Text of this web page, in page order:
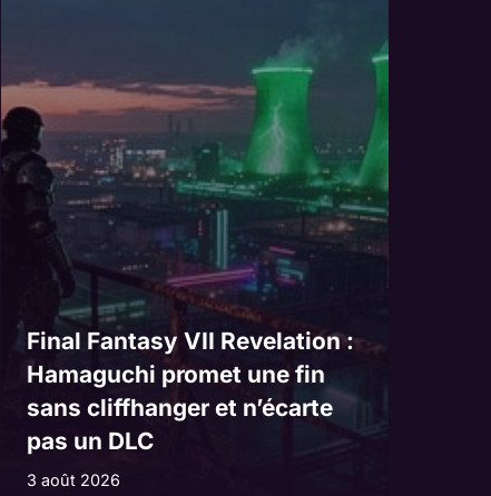
Final Fantasy VII Revelation :
Hamaguchi promet une fin
sans cliffhanger et n’écarte
pas un DLC
3 août 2026